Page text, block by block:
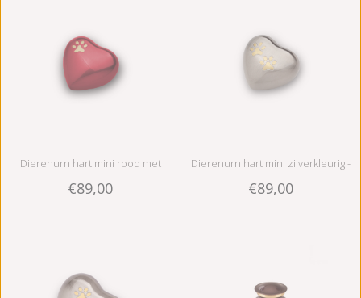
Dierenurn hart mini rood met
pootafdruk - messing
€89,00
Dierenurn hart mini zilverkleurig -
messing
€89,00